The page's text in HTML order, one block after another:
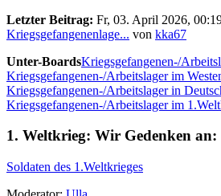
Letzter Beitrag: Fr, 03. April 2026,
Kriegsgefangenenlage... von kka67
Unter-BoardsKriegsgefangenen-/
Kriegsgefangenen-/Arbeitslager im
Kriegsgefangenen-/Arbeitslager in
Kriegsgefangenen-/Arbeitslager im
1. Weltkrieg: Wir Gedenken an:
Soldaten des 1.Weltkrieges